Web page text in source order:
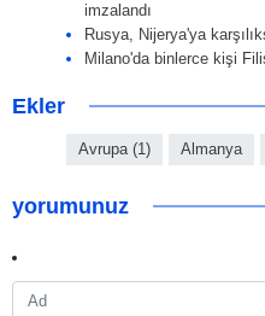
imzalandı
Rusya, Nijerya'ya
Milano'da binlerce kişi
Ekler
Avrupa (1) Almanya
yorumunuz